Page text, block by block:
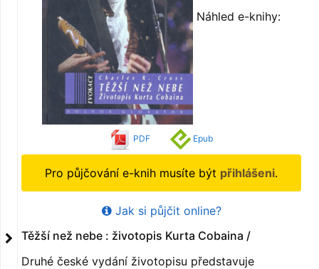
Náhled e-knihy:
PDF Epub
Pro půjčování e-knih musíte být přihlášeni.
Jak si půjčit online?
Těžší než nebe : životopis Kurta Cobaina /
Druhé české vydání životopisu představuje